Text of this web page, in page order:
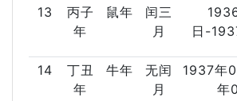
13
丙子
年
鼠年
闰三
月
日-
14
丁丑
年
牛年
无闰
月
1937年
年